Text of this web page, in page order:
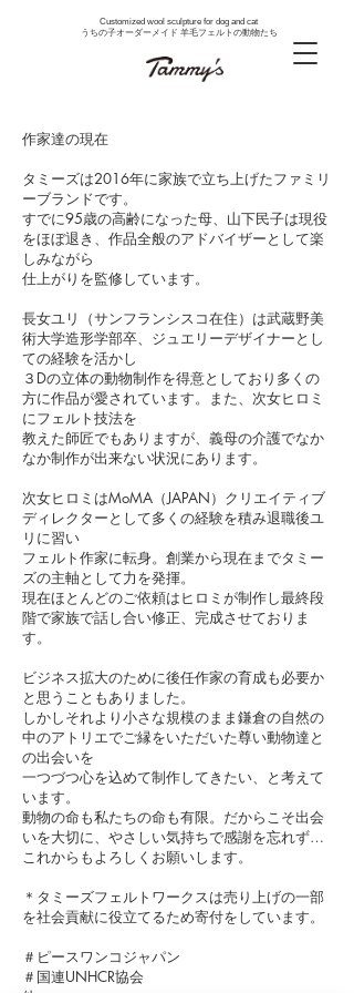
Customized wool sculpture for dog and cat
うちの子オーダーメイド 羊毛フェルトの動物たち
作家達の現在
タミーズは2016年に家族で立ち上げたファミリ
ーブランドです。
すでに95歳の高齢になった母、山下民子は現役
をほぼ退き、作品全般のアドバイザーとして楽
しみながら
仕上がりを監修しています。
長女ユリ（サンフランシスコ在住）は武蔵野美
術大学造形学部卒、ジュエリーデザイナーとし
ての経験を活かし
３Dの立体の動物制作を得意としており多くの
方に作品が愛されています。また、次女ヒロミ
にフェルト技法を
教えた師匠でもありますが、義母の介護でなか
なか制作が出来ない状況にあります。
次女ヒロミはMoMA（JAPAN）クリエイティブ
ディレクターとして多くの経験を積み退職後ユ
リに習い
フェルト作家に転身。創業から現在までタミー
ズの主軸として力を発揮。
現在ほとんどのご依頼はヒロミが制作し最終段
階で家族で話し合い修正、完成させておりま
す。
ビジネス拡大のために後任作家の育成も必要か
と思うこともありました。
しかしそれより小さな規模のまま鎌倉の自然の
中のアトリエでご縁をいただいた尊い動物達と
の出会いを
一つづつ心を込めて制作してきたい、と考えて
います。
動物の命も私たちの命も有限。だからこそ出会
いを大切に、やさしい気持ちで感謝を忘れず…
これからもよろしくお願いします。
＊タミーズフェルトワークスは売り上げの一部
を社会貢献に役立てるため寄付をしています。
＃ピースワンコジャパン
＃国連UNHCR協会